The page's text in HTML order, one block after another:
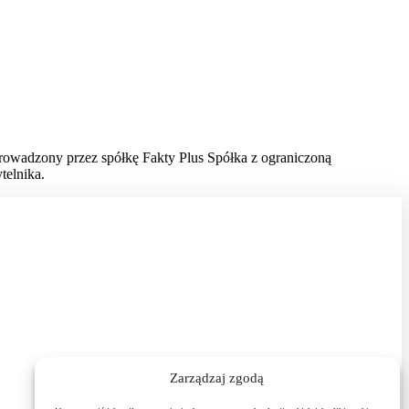
Zarządzaj zgodą
przez spółkę Fakty Plus Spółka z ograniczoną